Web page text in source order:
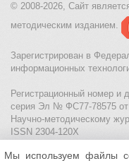
© 2008-2026, Сайт
методическим изданием.
Зарегистрирован в
информационных
Регистрационный номер и
серия Эл № ФС77-78575
Научно-методическому
ISSN 2304-120X
МЦИТО|Школьные
Мы используем файлы